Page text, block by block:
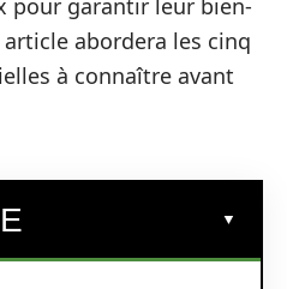
pour garantir leur bien-
article abordera les cinq
à connaître avant